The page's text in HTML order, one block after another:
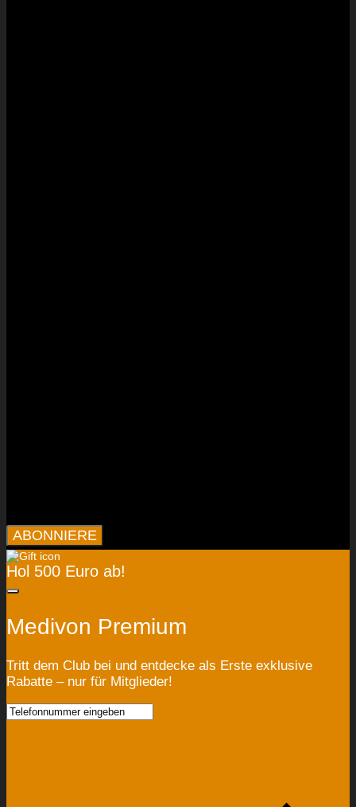
ABONNIERE
Hol 500 Euro ab!
Medivon Premium
Tritt dem Club bei und entdecke als Erste exklusive
Rabatte – nur für Mitglieder!